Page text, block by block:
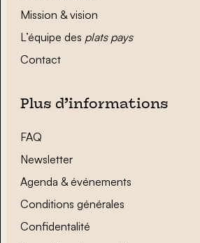
Mission & vision
L’équipe des plats pays
Contact
Plus d’informations
FAQ
Newsletter
Agenda & événements
Conditions générales
Confidentalité